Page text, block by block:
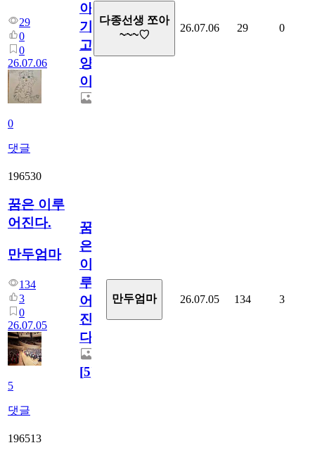
29
0
0
26.07.06
0
댓글
아
기
고
양
이
다종선생 쪼아
~~~♡
26.07.06 29 0
196530
꿈은 이루
어진다.
만두엄마
134
3
0
26.07.05
5
댓글
꿈
은
이
루
어
진
다.
[5]
만두엄마 26.07.05 134 3
196513